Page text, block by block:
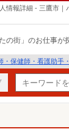
情報詳細 - 三鷹市｜
たの街」のお仕事が
・保健師・看護助手